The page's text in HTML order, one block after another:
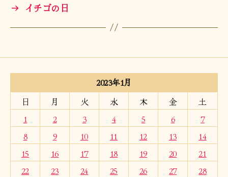
→ イチゴの日
2023年1月
日
月 火 水 木 金
土
1
2 3 4 5 6
7
8
9 10 11 12 13
14
15
16 17 18 19 20
21
22
23 24 25 26 27
28